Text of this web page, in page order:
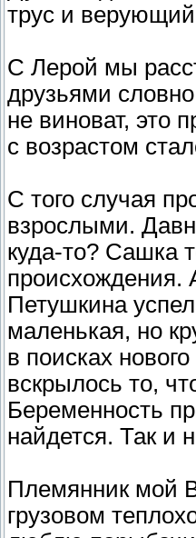
трус и верующий
С Лерой мы
друзьями
не виноват, это
с возрастом
С того случая
взрослыми.
куда-то? Сашка
происхождения.
Петушкина
маленькая, но
в поисках
вскрылось то,
Беременность
найдется. Так и
Племянник мой
грузовом